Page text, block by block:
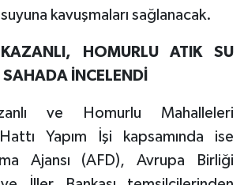
kavuşmaları sağlanacak.
HOMURLU ATIK SU
İNCELENDİ
ve Homurlu Mahalleleri
Yapım İşi kapsamında ise
Ajansı (AFD), Avrupa Birliği